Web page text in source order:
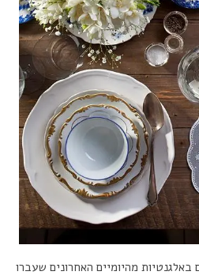
מהיומיים האחרונים שעברו